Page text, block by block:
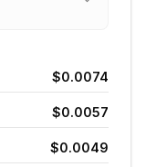
$0.0074
$0.0057
$0.0049